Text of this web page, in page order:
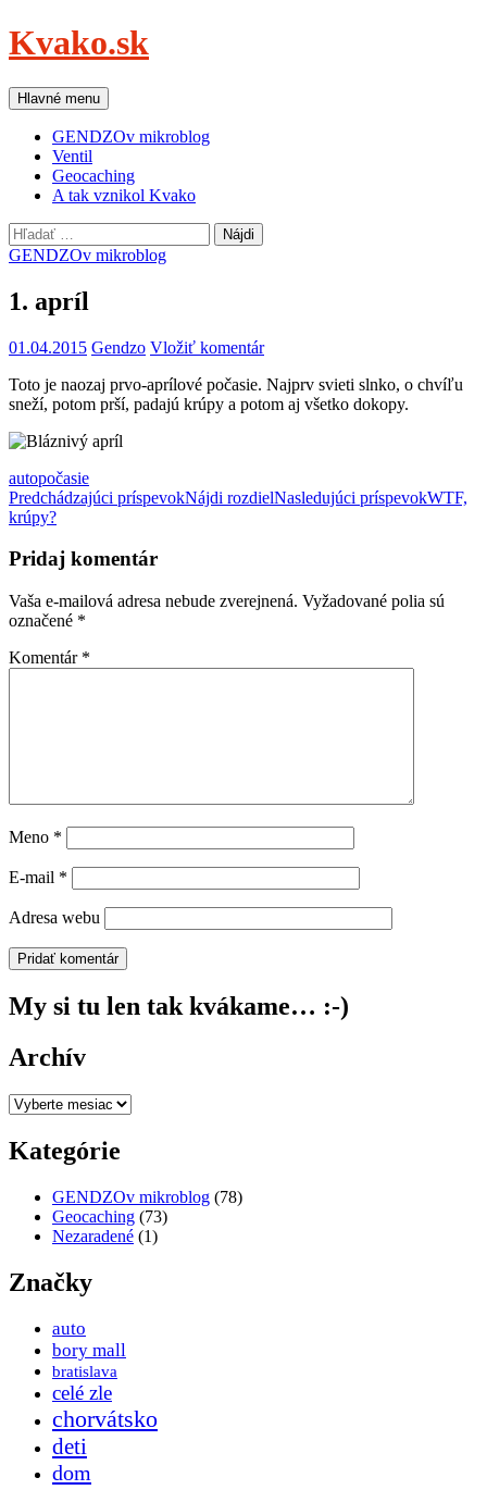
Preskočiť
na
Kvako.sk
Hľadať
Hlavné menu
GENDZOv mikroblog
Ventil
Geocaching
A tak vznikol Kvako
Hľadať:
GENDZOv mikroblog
1. apríl
01.04.2015 Gendzo Vložiť komentár
Toto je naozaj prvo-aprílové počasie. Najprv svieti slnko, o chvíľu
sneží, potom prší, padajú krúpy a potom aj všetko dokopy.
autopočasie
Navigácia
článkami
Predchádzajúci príspevokNájdi rozdielNasledujúci príspevokWTF,
krúpy?
Pridaj komentár
Vaša e-mailová adresa nebude zverejnená. Vyžadované polia sú
označené *
Komentár *
Meno *
E-mail *
Adresa webu
My si tu len tak kvákame… :-)
Archív
Archív
Kategórie
GENDZOv mikroblog (78)
Geocaching (73)
Nezaradené (1)
Značky
auto
bory mall
bratislava
celé zle
chorvátsko
deti
dom